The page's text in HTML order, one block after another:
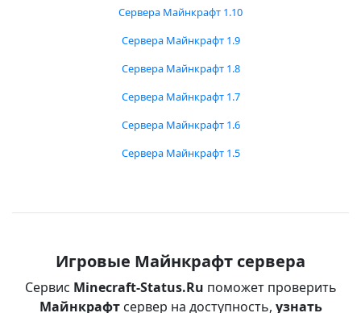
Сервера Майнкрафт 1.10
Сервера Майнкрафт 1.9
Сервера Майнкрафт 1.8
Сервера Майнкрафт 1.7
Сервера Майнкрафт 1.6
Сервера Майнкрафт 1.5
Игровые Майнкрафт сервера
Сервис Minecraft-Status.Ru поможет проверить
Майнкрафтсервер на доступность, узнать